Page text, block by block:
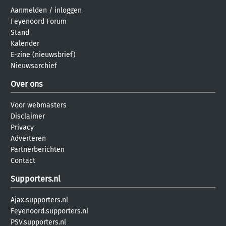
Aanmelden / inloggen
Feyenoord Forum
Stand
Kalender
E-zine (nieuwsbrief)
Nieuwsarchief
Over ons
Voor webmasters
Disclaimer
Privacy
Adverteren
Partnerberichten
Contact
Supporters.nl
Ajax.supporters.nl
Feyenoord.supporters.nl
PSV.supporters.nl